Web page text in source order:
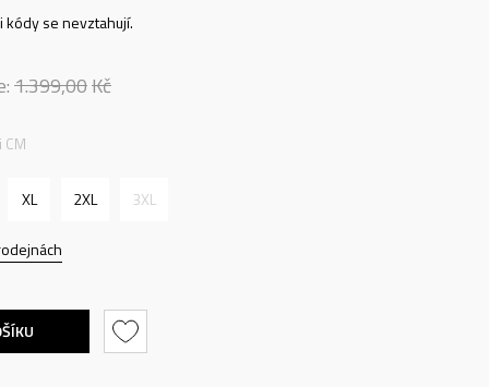
kódy se nevztahují.
1.399,00Kč
XL 2XL 3XL